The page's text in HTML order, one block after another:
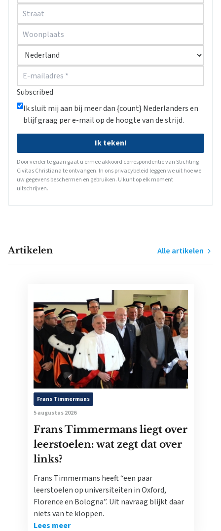
Subscribed
Ik sluit mij aan bij meer dan {count} Nederlanders en
blijf graag per e-mail op de hoogte van de strijd.
Ik teken!
Door verder te gaan gaat u ermee akkoord correspondentie van Stichting
Civitas Christiana te ontvangen. In onsprivacybeleid leggen we uit hoe we
uw gegevens beschermen en gebruiken. U kunt op elk moment
uitschrijven.
Artikelen Alle artikelen
Frans Timmermans
5 augustus 2026
Frans Timmermans liegt over
leerstoelen: wat zegt dat over
links?
Frans Timmermans heeft “een paar
leerstoelen op universiteiten in Oxford,
Florence en Bologna”. Uit navraag blijkt daar
niets van te kloppen.
Lees meer